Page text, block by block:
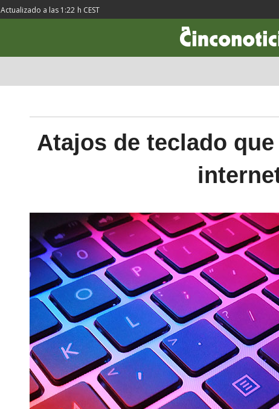
Actualizado a las 1:22 h CEST
Atajos de teclado